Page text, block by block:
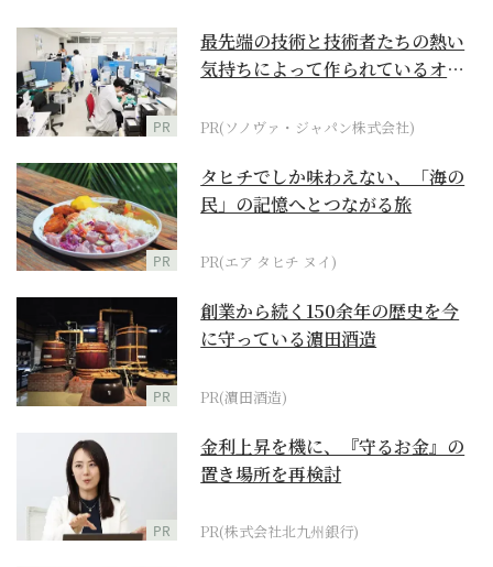
PR
最先端の技術と技術者たちの熱い
気持ちによって作られているオー
PR(ソノヴァ・ジャパン株式会社)
PR
タヒチでしか味わえない、「海の
民」の記憶へとつながる旅
PR(エア タヒチ ヌイ)
PR
創業から続く150余年の歴史を今
に守っている濵田酒造
PR(濵田酒造)
PR
金利上昇を機に、『守るお金』の
置き場所を再検討
PR(株式会社北九州銀行)